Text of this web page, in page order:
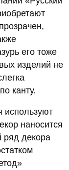
его тоже
изделий не
канту.
используют
наносится
ряд декора